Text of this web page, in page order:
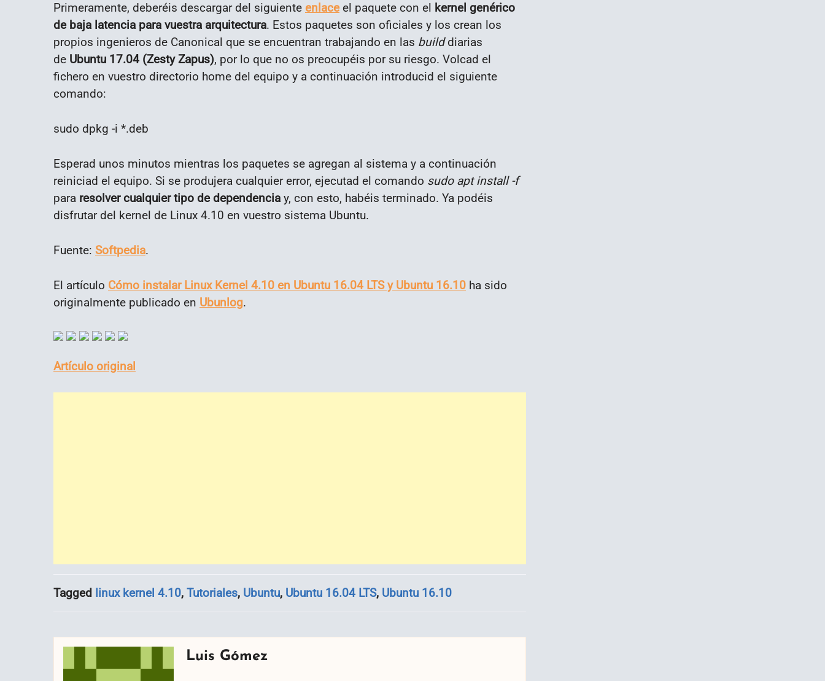
Primeramente, deberéis descargar del siguiente enlaceel paquete con el kernel genérico
de baja latencia para vuestra arquitectura. Estos paquetes son oficiales y los crean los
propios ingenieros de Canonical que se encuentran trabajando en las builddiarias
de Ubuntu 17.04 (Zesty Zapus), por lo que no os preocupéis por su riesgo. Volcad el
fichero en vuestro directorio home del equipo y a continuación introducid el siguiente
comando:
sudo dpkg -i *.deb
Esperad unos minutos mientras los paquetes se agregan al sistema y a continuación
reiniciad el equipo. Si se produjera cualquier error, ejecutad el comando sudo apt install -f
para resolver cualquier tipo de dependencia y, con esto, habéis terminado. Ya podéis
disfrutar del kernel de Linux 4.10 en vuestro sistema Ubuntu.
Fuente: Softpedia.
El artículo Cómo instalar Linux Kernel 4.10 en Ubuntu 16.04 LTS y Ubuntu 16.10 ha sido
originalmente publicado en Ubunlog.
Artículo original
Tagged linux kernel 4.10, Tutoriales, Ubuntu, Ubuntu 16.04 LTS, Ubuntu 16.10
Luis Gómez